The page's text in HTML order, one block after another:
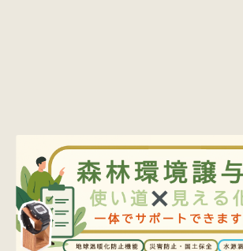
商品カテゴリー